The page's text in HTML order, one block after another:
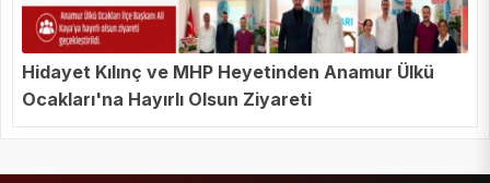
Hidayet Kılınç ve MHP Heyetinden Anamur Ülkü
Ocakları'na Hayırlı Olsun Ziyareti